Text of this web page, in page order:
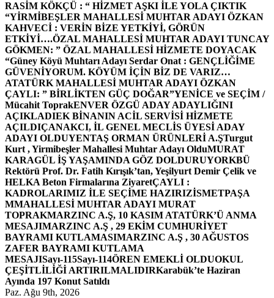
RASİM KÖKÇÜ : “ HİZMET AŞKI İLE YOLA ÇIKTIK
“YİRMİBEŞLER MAHALLESİ MUHTAR ADAYI ÖZKAN
KAHVECİ : VERİN BİZE YETKİYİ, GÖRÜN
ETKİYİ….ÖZAL MAHALLESİ MUHTAR ADAYI TUNCAY
GÖKMEN: ” ÖZAL MAHALLESİ HİZMETE DOYACAK
“Güney Köyü Muhtarı Adayı Serdar Onat : GENÇLİĞİME
GÜVENİYORUM. KÖYÜM İÇİN BİZ DE VARIZ…
ATATÜRK MAHALLESİ MUHTAR ADAYI ÖZKAN
ÇAYLI: ” BİRLİKTEN GÜÇ DOĞAR”YENİCE ve SEÇİM /
Mücahit ToprakENVER ÖZGÜ ADAY ADAYLIĞINI
AÇIKLADIEK BİNANIN ACİL SERVİSİ HİZMETE
AÇILDIÇANAKCI, İL GENEL MECLİS ÜYESİ ADAY
ADAYI OLDUYENTAŞ ORMAN ÜRÜNLERİ A.ŞTurgut
Kurt , Yirmibeşler Mahallesi Muhtar Adayı OlduMURAT
KARAGÜL İŞ YAŞAMINDA GÖZ DOLDURUYORKBÜ
Rektörü Prof. Dr. Fatih Kırışık’tan, Yeşilyurt Demir Çelik ve
HELKA Beton Firmalarına ZiyaretÇAYLI :
KADROLARIMIZ İLE SEÇİME HAZIRIZİSMETPAŞA
MMAHALLESİ MUHTAR ADAYI MURAT
TOPRAKMARZINC A.Ş, 10 KASIM ATATÜRK’Ü ANMA
MESAJIMARZINC A.Ş , 29 EKİM CUMHURİYET
BAYRAMI KUTLAMASIMARZINC A.Ş , 30 AĞUSTOS
ZAFER BAYRAMI KUTLAMA
MESAJISayı-115Sayı-114ÖREN EMEKLİ OLDUOKUL
ÇEŞİTLİLİĞİ ARTIRILMALIDIRKarabük’te Haziran
Ayında 197 Konut Satıldı
Paz. Ağu 9th, 2026